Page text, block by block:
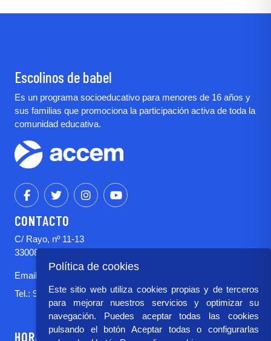
Escolinos de babel
Es un programa socioeducativo para menores de 16 años y
sus familias que promociona la participación activa de toda la
comunidad educativa.
CONTACTO
C/ Rayo, nº 11-13
33008 Oviedo (Asturias)
Email:
Tel.: 985 232 862
HORARIO
Política de cookies
Este sitio web utiliza cookies propias y de terceros
para mejorar nuestros servicios y optimizar su
navegación. Puedes aceptar todas las cookies
pulsando el botón Aceptar todas o configurarlas